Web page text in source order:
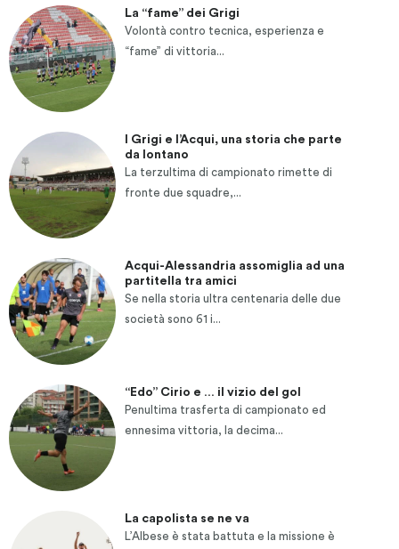
La “fame” dei Grigi
Volontà contro tecnica, esperienza e
“fame” di vittoria...
I Grigi e l’Acqui, una storia che parte
da lontano
La terzultima di campionato rimette di
fronte due squadre,...
Acqui-Alessandria assomiglia ad una
partitella tra amici
Se nella storia ultra centenaria delle due
società sono 61 i...
“Edo” Cirio e … il vizio del gol
Penultima trasferta di campionato ed
ennesima vittoria, la decima...
La capolista se ne va
L’Albese è stata battuta e la missione è